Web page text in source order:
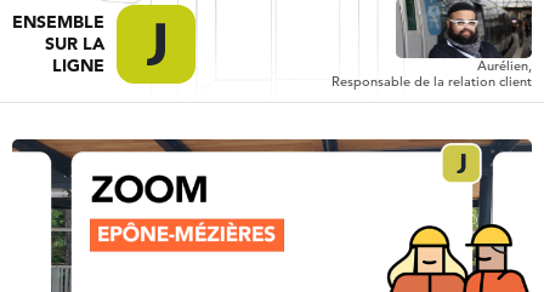
ENSEMBLE
SUR LA
LIGNE
Aurélien,
Responsable de la relation client